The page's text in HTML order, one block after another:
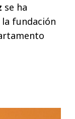
se ha
fundación